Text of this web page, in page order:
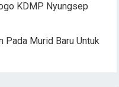
KDMP Nyungsep
Pada Murid Baru Untuk